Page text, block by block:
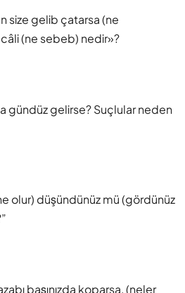
size gelib çatarsa (ne
(ne sebeb) nedir»?
gündüz gelirse? Suçlular neden
olur) düşündünüz mü (gördünüz
başınızda koparsa, (neler